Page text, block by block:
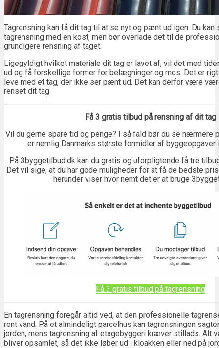
Tagrensning kan få dit tag til at se nyt og pænt ud igen. Du kan
tagrensning med en kost, men bør overlade det til de
grundigere rensning af taget.
Ligegyldigt hvilket materiale dit tag er lavet af, vil det med
ud og få forskellige former for belægninger og mos. Det er
leve med et tag, der ikke ser pænt ud. Det kan derfor være
renset dit tag.
Få 3 gratis tilbud på rensning af dit tag
Vil du gerne spare tid og penge? I så fald bør du se nærmere
er nemlig Danmarks største formidler af byggeopgaver
På 3byggetilbud.dk kan du gratis og uforpligtende få tre
Det vil sige, at du har gode muligheder for at få de bedste
herunder viser hvor nemt det er at bruge
Få 3 gratis tilbud på tagrensning
En tagrensning foregår altid ved, at den professionelle
rent vand. På et almindeligt parcelhus kan tagrensningen
jorden, mens tagrensning af etagebyggeri kræver stillads. Alt
bliver opsamlet, så det ikke løber ud i kloakken eller ned på